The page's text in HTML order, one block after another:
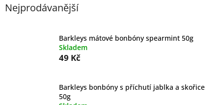
Nejprodávanější
Barkleys mátové bonbóny spearmint 50g
Skladem
49 Kč
Barkleys bonbóny s příchutí jablka a skořice
50g